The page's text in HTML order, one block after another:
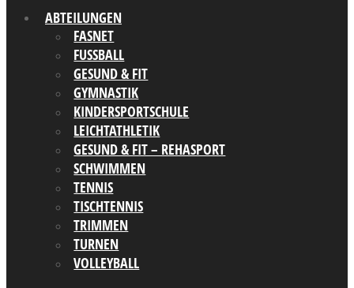
ABTEILUNGEN
FASNET
FUSSBALL
GESUND & FIT
GYMNASTIK
KINDERSPORTSCHULE
LEICHTATHLETIK
GESUND & FIT – REHASPORT
SCHWIMMEN
TENNIS
TISCHTENNIS
TRIMMEN
TURNEN
VOLLEYBALL